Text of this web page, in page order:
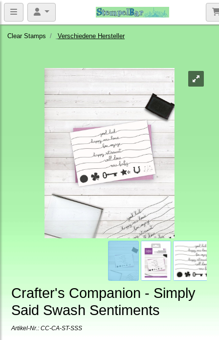
Clear Stamps Verschiedene Hersteller
Crafter's Companion - Simply
Said Swash Sentiments
Artikel-Nr.: CC-CA-ST-SSS